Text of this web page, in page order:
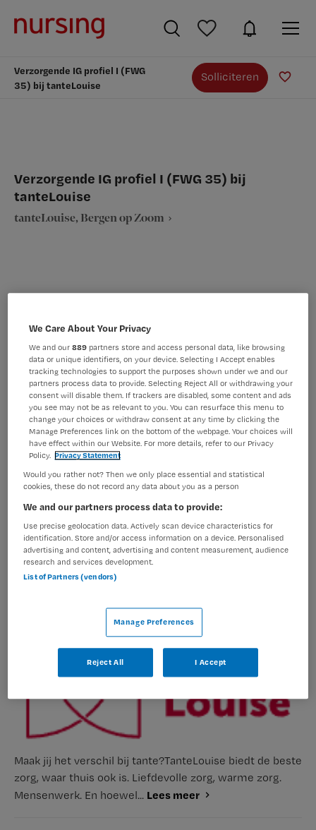
Verzorgende IG profiel I (FWG
35) bij tanteLouise
Solliciteren
Verzorgende IG profiel I (FWG 35) bij
tanteLouise
tanteLouise, Bergen op Zoom
Verpleegkunde
BRANCHE
Verpleeghuis
AANSTELLING
Vaste aanstelling
PLAATSINGSDATUM
8 mei 2026
NIVEAU
MBO
ERVARING
Ervaren
DIENSTVERBAND
Niet nader bepaald
Vacature niet beschikbaar
Deze vacature Verzorgende IG profiel I (FWG 35) bij
tanteLouise bij tanteLouise is niet meer actueel.
Hieronder staan enkele vergelijkbare vacatures die voor
u wellicht interessant zijn.
Maak jij het verschil bij tante?TanteLouise biedt de beste
zorg, waar thuis ook is. Liefdevolle zorg, warme zorg.
Mensenwerk. En hoewel... Lees meer
We Care About Your Privacy
We and our889 partners store and access personal data, like browsing
data or unique identifiers, on your device. Selecting I Accept enables
tracking technologies to support the purposes shown under we and our
partners process data to provide. Selecting Reject All or withdrawing your
consent will disable them. If trackers are disabled, some content and ads
you see may not be as relevant to you. You can resurface this menu to
change your choices or withdraw consent at any time by clicking the
Manage Preferences link on the bottom of the webpage. Your choices will
have effect within our Website. For more details, refer to our Privacy
Policy. Privacy Statement
Would you rather not? Then we only place essential and statistical
cookies, these do not record any data about you as a person
We and our partners process data to provide:
Use precise geolocation data. Actively scan device characteristics for
identification. Store and/or access information on a device. Personalised
advertising and content, advertising and content measurement, audience
research and services development.
List of Partners (vendors)
Manage Preferences
Reject All I Accept